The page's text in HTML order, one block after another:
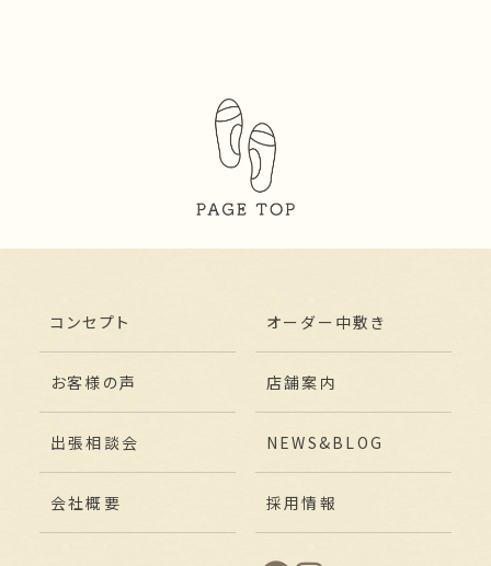
コンセプト オーダー中敷き
お客様の声 店舗案内
出張相談会 NEWS&BLOG
会社概要 採用情報